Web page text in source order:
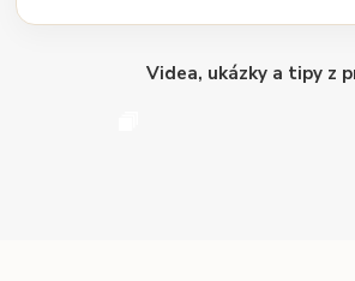
Videa, ukázky a tipy z